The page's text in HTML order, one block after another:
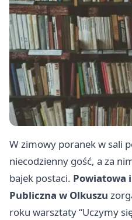
W zimowy poranek w sali
niecodzienny gość, a za
bajek postaci. Powiatowa
Publiczna w Olkuszu
roku warsztaty “Uczymy